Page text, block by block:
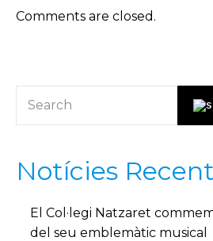
Comments are closed.
Notícies
El Col·legi Natzaret
del seu emblemàtic musical